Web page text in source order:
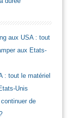
aux USA : tout
aux Etats-
: tout le matériel
Unis
de